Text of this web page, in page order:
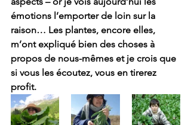
émotions l’emporter de loin sur la
raison… Les plantes, encore elles,
m’ont expliqué bien des choses à
propos de nous-mêmes et je crois que
si vous les écoutez, vous en tirerez
profit.